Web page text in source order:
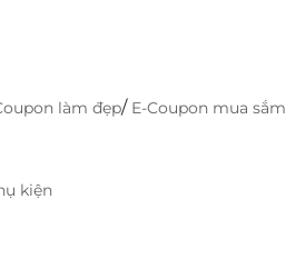
lòng và ấn tượng khi đến đây
làm đẹp/ E-Coupon mua sắm
kiện